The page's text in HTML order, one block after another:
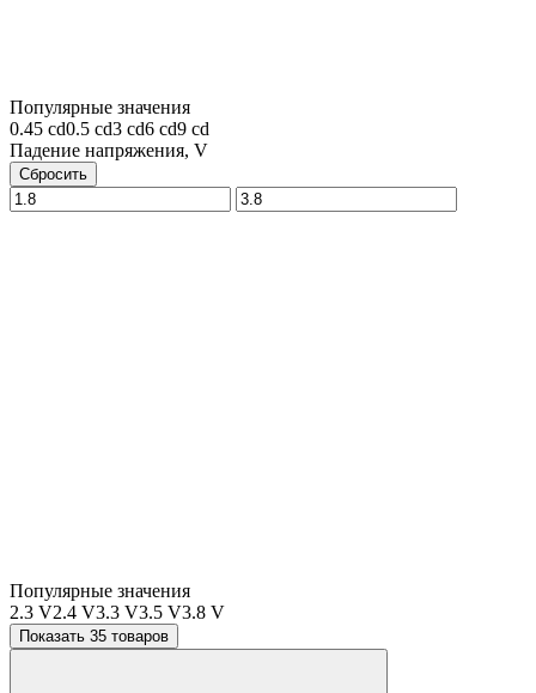
Популярные значения
0.45 cd0.5 cd3 cd6 cd9 cd
Падение напряжения, V
Сбросить
Популярные значения
2.3 V2.4 V3.3 V3.5 V3.8 V
Показать 35 товаров